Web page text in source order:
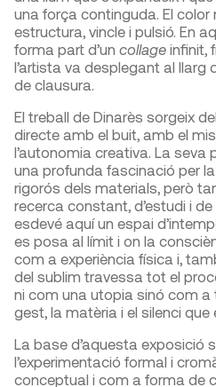
una força continguda. El
estructura, vincle i pulsió. En
forma part d’un collage infinit,
l’artista va desplegant al
de clausura.
El treball de Dinarès sorgeix
directe amb el buit, amb el
l’autonomia creativa. La
una profunda fascinació per
rigorós dels materials, però
recerca constant, d’estudi i de
esdevé aquí un espai
es posa al límit i on la
com a experiència física i,
del sublim travessa tot el
ni com una utopia sinó com a
gest, la matèria i el silenci
La base d’aquesta exposició
l’experimentació formal i
conceptual i com a forma de